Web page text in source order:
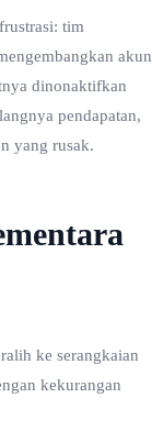
tim
akun
dinonaktifkan
pendapatan,
yang rusak.
ke serangkaian
kekurangan